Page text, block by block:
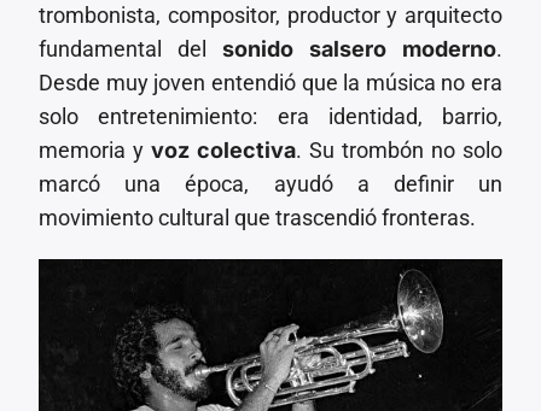
trombonista, compositor, productor y arquitecto
fundamental del sonido salsero moderno.
Desde muy joven entendió que la música no era
solo entretenimiento: era identidad, barrio,
memoria yvoz colectiva. Su trombón no solo
marcó una época, ayudó a definir un
movimiento cultural que trascendió fronteras.